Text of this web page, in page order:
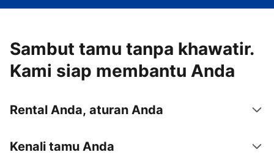
Sambut tamu tanpa khawatir.
Kami siap membantu Anda
Rental Anda, aturan Anda
Kenali tamu Anda